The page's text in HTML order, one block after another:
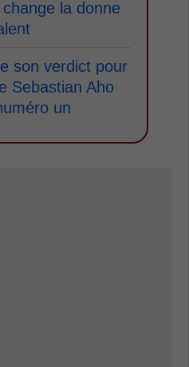
la donne
son verdict pour
Sebastian Aho
un